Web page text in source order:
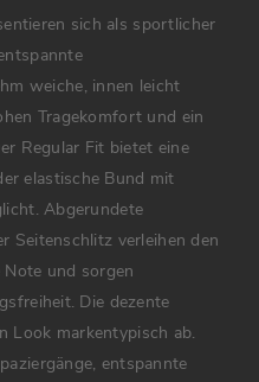
sich als sportlicher
weiche, innen leicht
Tragekomfort und ein
Regular Fit bietet eine
elastische Bund mit
Abgerundete
Seitenschlitz verleihen den
und sorgen
Die dezente
Look markentypisch ab.
entspannte